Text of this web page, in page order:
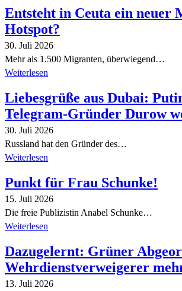
Entsteht in Ceuta ein neuer
Hotspot?
30. Juli 2026
Mehr als 1.500 Migranten, überwiegend…
Weiterlesen
Liebesgrüße aus Dubai:
Telegram-Gründer Durow
30. Juli 2026
Russland hat den Gründer des…
Weiterlesen
Punkt für Frau Schunke!
15. Juli 2026
Die freie Publizistin Anabel Schunke…
Weiterlesen
Dazugelernt: Grüner
Wehrdienstverweigerer
13. Juli 2026